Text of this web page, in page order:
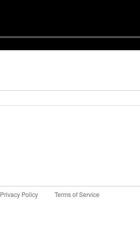
Privacy Policy Terms of Service